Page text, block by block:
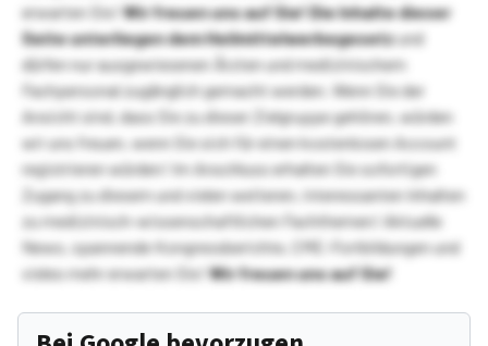
erwarten Sie!Wir freuen uns auf Sie!Die Inhalte dieser
Seite unterliegen dem Heilmittelwerbegesetzund
dürfen nur ausgewiesenen Ärzten und medizinischem
Fachpersonal zugänglich gemacht werden. Wenn Sie der
Ansicht sind, dass Sie zu dieser Zielgruppe gehören, würden
wir uns freuen, wenn Sie sich für einen kostenlosen Account
registrieren würden! Im Anschluss erhalten Sie sofortigen
Zugang zu diesem und vielen weiteren, interessanten Inhalten
zu medizinisch-wissenschaftlichen Fachthemen! Aktuelle
News, spannende Kongressberichte, CME-Fortbildungen und
vieles mehr erwarten Sie!Wir freuen uns auf Sie!